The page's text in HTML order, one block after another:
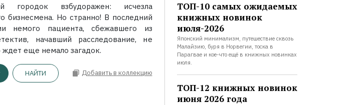
городок взбудоражен: исчезла
бизнесмена. Но странно! В последний
немого пациента, сбежавшего из
начавший расследование, не
ждет еще немало загадок.
НАЙТИ Добавить в коллекцию
ТОП-10 самых ожидаемых
книжных новинок
июля-2026
Японский минимализм, путешествие сквозь
Малайзию, буря в Норвегии, тоска в
Парагвае и кое-что ещё в книжных новинках
июля.
ТОП-12 книжных новинок
июня 2026 года